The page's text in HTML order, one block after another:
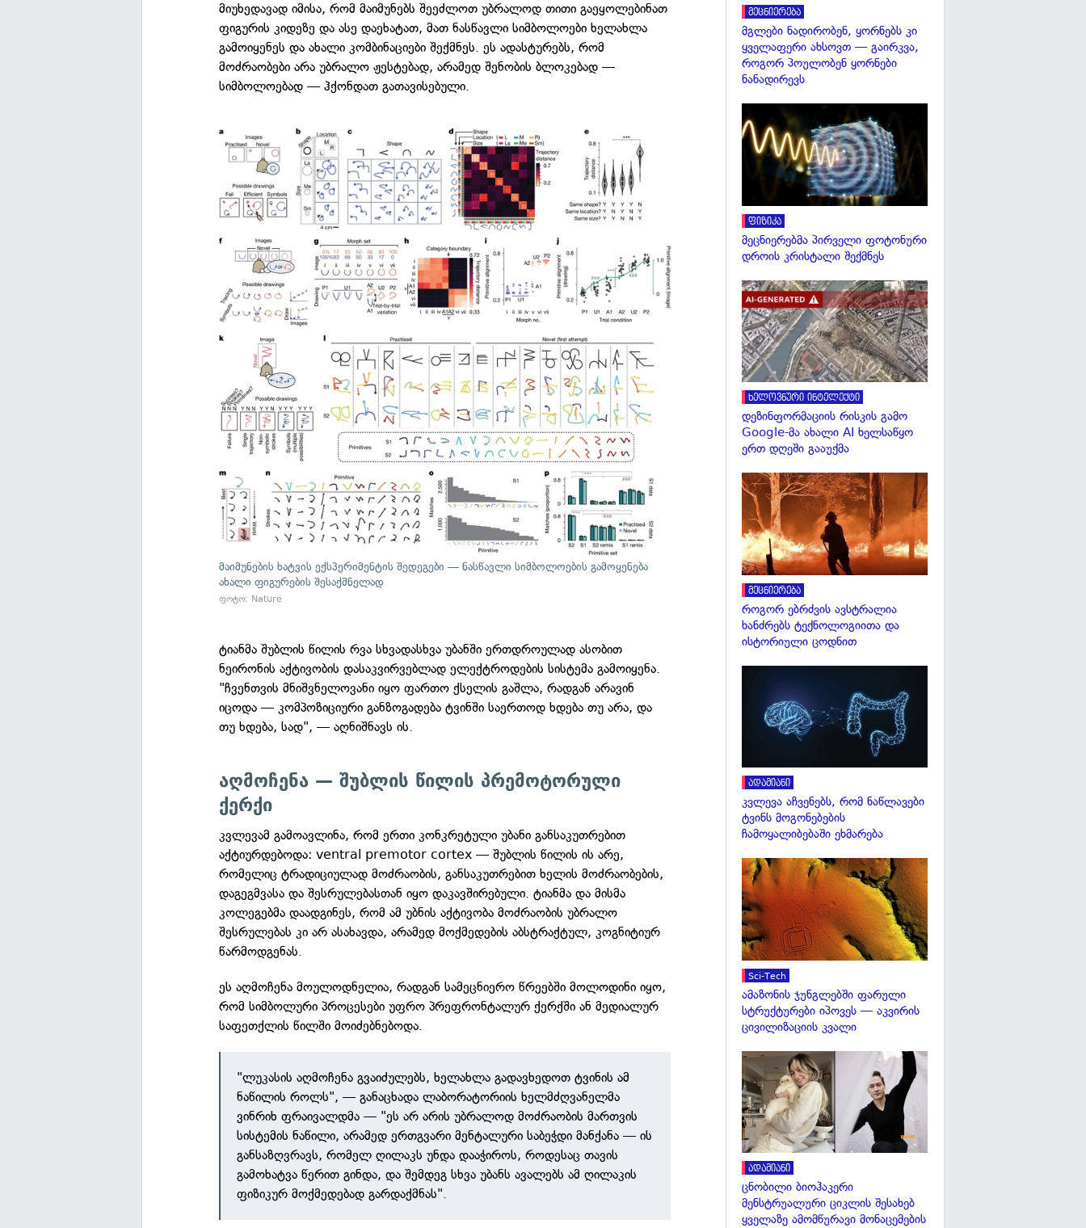
მიუხედავად იმისა, რომ მაიმუნებს შეეძლოთ უბრალოდ თითი გაეყოლებინათ
ფიგურის კიდეზე და ასე დაეხატათ, მათ ნასწავლი სიმბოლოები ხელახლა
გამოიყენეს და ახალი კომბინაციები შექმნეს. ეს ადასტურებს, რომ
მოძრაობები არა უბრალო ჟესტებად, არამედ შენობის ბლოკებად —
სიმბოლოებად — ჰქონდათ გათავისებული.
მაიმუნების ხატვის ექსპერიმენტის შედეგები — ნასწავლი სიმბოლოების გამოყენება
ახალი ფიგურების შესაქმნელად
ფოტო: Nature
ტიანმა შუბლის წილის რვა სხვადასხვა უბანში ერთდროულად ასობით
ნეირონის აქტივობის დასაკვირვებლად ელექტროდების სისტემა გამოიყენა.
"ჩვენთვის მნიშვნელოვანი იყო ფართო ქსელის გაშლა, რადგან არავინ
იცოდა — კომპოზიციური განზოგადება ტვინში საერთოდ ხდება თუ არა, და
თუ ხდება, სად", — აღნიშნავს ის.
აღმოჩენა — შუბლის წილის პრემოტორული
ქერქი
კვლევამ გამოავლინა, რომ ერთი კონკრეტული უბანი განსაკუთრებით
აქტიურდებოდა: ventral premotor cortex — შუბლის წილის ის არე,
რომელიც ტრადიციულად მოძრაობის, განსაკუთრებით ხელის მოძრაობების,
დაგეგმვასა და შესრულებასთან იყო დაკავშირებული. ტიანმა და მისმა
კოლეგებმა დაადგინეს, რომ ამ უბნის აქტივობა მოძრაობის უბრალო
შესრულებას კი არ ასახავდა, არამედ მოქმედების აბსტრაქტულ, კოგნიტიურ
წარმოდგენას.
ეს აღმოჩენა მოულოდნელია, რადგან სამეცნიერო წრეებში მოლოდინი იყო,
რომ სიმბოლური პროცესები უფრო პრეფრონტალურ ქერქში ან მედიალურ
საფეთქლის წილში მოიძებნებოდა.
"ლუკასის აღმოჩენა გვაიძულებს, ხელახლა გადავხედოთ ტვინის ამ
ნაწილის როლს", — განაცხადა ლაბორატორიის ხელმძღვანელმა
ვინრიხ ფრაივალდმა — "ეს არ არის უბრალოდ მოძრაობის მართვის
სისტემის ნაწილი, არამედ ერთგვარი მენტალური საბეჭდი მანქანა — ის
განსაზღვრავს, რომელ ღილაკს უნდა დააჭიროს, როდესაც თავის
გამოხატვა წერით გინდა, და შემდეგ სხვა უბანს ავალებს ამ ღილაკის
ფიზიკურ მოქმედებად გარდაქმნას".
მეცნიერება
მგლები ნადირობენ, ყორნებს კი
ყველაფერი ახსოვთ — გაირკვა,
როგორ პოულობენ ყორნები
ნანადირევს
ფიზიკა
მეცნიერებმა პირველი ფოტონური
დროის კრისტალი შექმნეს
ხელოვნური ინტელექტი
დეზინფორმაციის რისკის გამო
Google-მა ახალი AI ხელსაწყო
ერთ დღეში გააუქმა
მეცნიერება
როგორ ებრძვის ავსტრალია
ხანძრებს ტექნოლოგიითა და
ისტორიული ცოდნით
ადამიანი
კვლევა აჩვენებს, რომ ნაწლავები
ტვინს მოგონებების
ჩამოყალიბებაში ეხმარება
Sci-Tech
ამაზონის ჯუნგლებში ფარული
სტრუქტურები იპოვეს — აკვირის
ცივილიზაციის კვალი
ადამიანი
ცნობილი ბიოჰაკერი
მენსტრუალური ციკლის შესახებ
ყველაზე ამომწურავი მონაცემების